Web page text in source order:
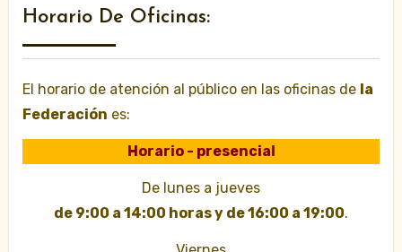
Horario De Oficinas:
El horario de atención al público en las oficinas de la
Federación es:
Horario - presencial
De lunes a jueves
de 9:00 a 14:00 horas y de 16:00 a 19:00.